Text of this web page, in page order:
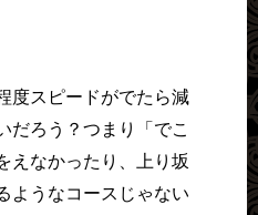
度スピードがでたら減
だろう？つまり「でこ
えなかったり、上り坂
ようなコースじゃない